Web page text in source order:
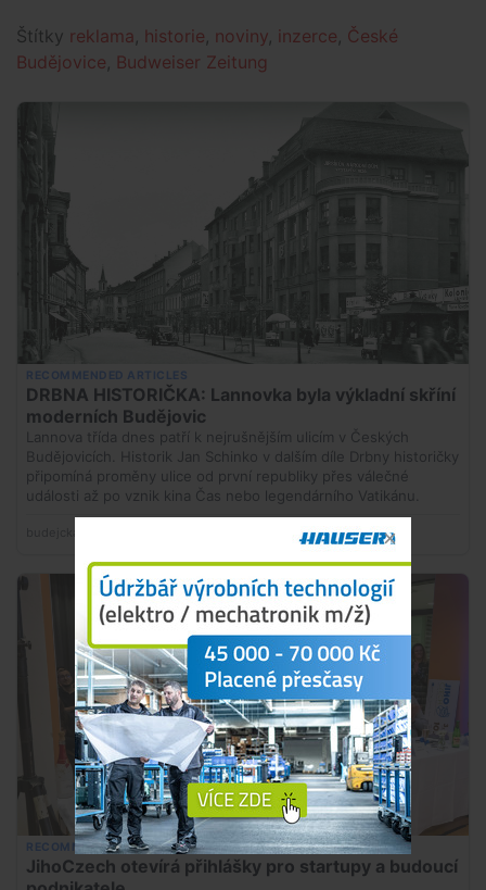
Štítky reklama, historie, noviny, inzerce, České
Budějovice, Budweiser Zeitung